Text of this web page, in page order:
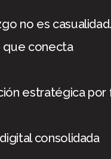
no es
que conecta
estratégica por
consolidada